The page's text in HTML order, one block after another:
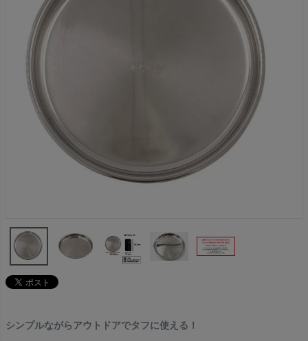
シンプルながらアウトドアでタフに使える！